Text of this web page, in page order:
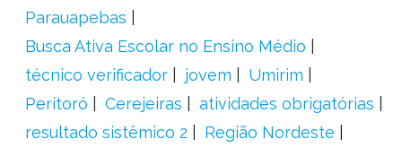
Parauapebas
Busca Ativa Escolar no Ensino Médio
técnico verificador
jovem
Umirim
Peritoró
Cerejeiras
atividades obrigatórias
resultado sistêmico 2
Região Nordeste